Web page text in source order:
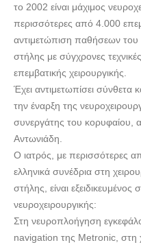
το 2002 είναι μάχιμος
περισσότερες από 4.000
αντιμετώπιση παθήσεων του
στήλης με σύγχρονες
επεμβατικής χειρουργικής.
Έχει αντιμετωπίσει σύνθετα
την έναρξη της
συνεργάτης του κορυφαίου,
Αντωνιάδη.
Ο ιατρός, με περισσότερες
ελληνικά συνέδρια στη
στήλης, είναι
νευροχειρουργικής:
Στη νευροπλοήγηση
navigation της Metronic, στη